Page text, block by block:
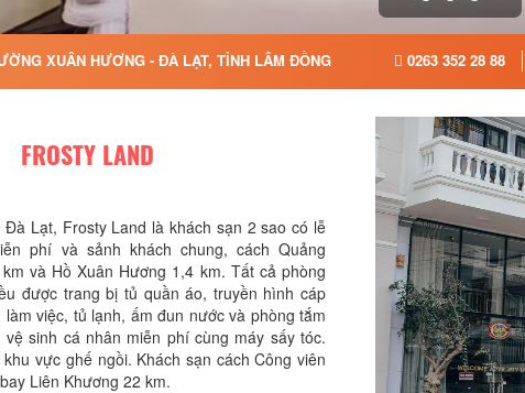
XUÂN HƯƠNG - ĐÀ LẠT, TỈNH LÂM ĐỒNG 0263 352 28 88
FROSTY LAND
Lạt, Frosty Land là khách sạn 2 sao có lễ
phí và sảnh khách chung, cách Quảng
và Hồ Xuân Hương 1,4 km. Tất cả phòng
được trang bị tủ quần áo, truyền hình cáp
việc, tủ lạnh, ấm đun nước và phòng tắm
sinh cá nhân miễn phí cùng máy sấy tóc.
vực ghế ngồi. Khách sạn cách Công viên
Liên Khương 22 km.